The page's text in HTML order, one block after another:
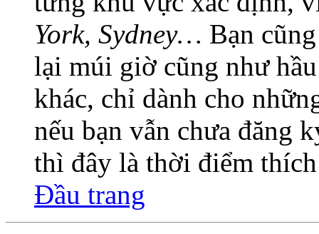
York, Sydney… Bạn
lại múi giờ cũng như
khác, chỉ dành cho
nếu bạn vẫn chưa đăng
thì đây là thời điểm
Đầu trang